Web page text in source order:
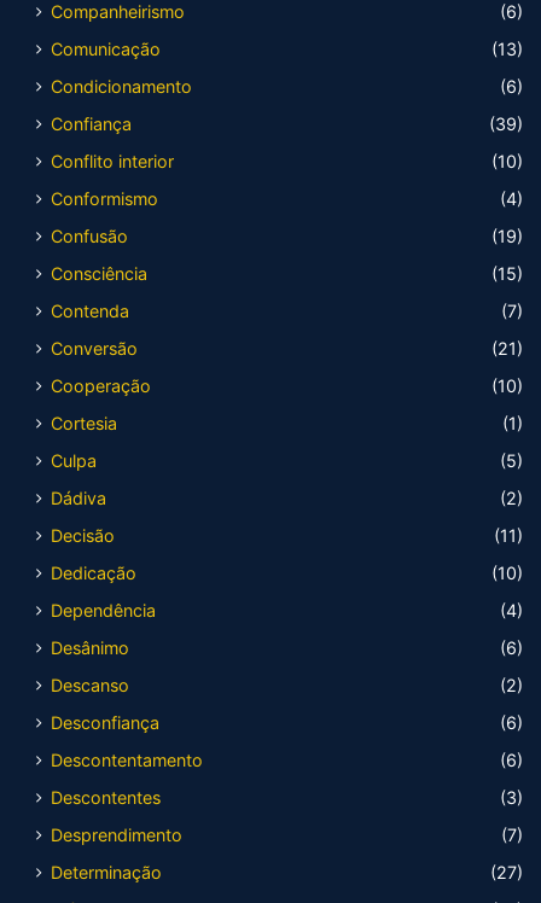
Companheirismo
(6)
Comunicação
(13)
Condicionamento
(6)
Confiança
(39)
Conflito interior
(10)
Conformismo
(4)
Confusão
(19)
Consciência
(15)
Contenda
(7)
Conversão
(21)
Cooperação
(10)
Cortesia
(1)
Culpa
(5)
Dádiva
(2)
Decisão
(11)
Dedicação
(10)
Dependência
(4)
Desânimo
(6)
Descanso
(2)
Desconfiança
(6)
Descontentamento
(6)
Descontentes
(3)
Desprendimento
(7)
Determinação
(27)